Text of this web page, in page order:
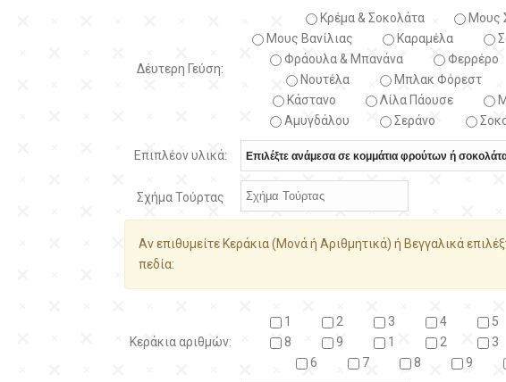
Δέυτερη Γεύση:
Κρέμα & Σοκολάτα
Μους
Μους Βανίλιας
Καραμέλα
Φράουλα & Μπανάνα
Φερρέρο
Νουτέλα
Μπλακ Φόρεστ
Κάστανο
Λίλα Πάουσε
Αμυγδάλου
Σεράνο
Επιπλέον υλικά:
Σχήμα Τούρτας
Αν επιθυμείτε Κεράκια (Μονά ή Αριθμητικά) ή Βεγγαλικά
πεδία:
Κεράκια αριθμών:
1 2 3 4 5
8
9 1 2 3
6
7 8 9